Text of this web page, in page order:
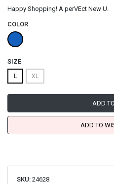
Happy Shopping! A perVEct New U.
COLOR
SIZE
L XL
ADD
ADD TO
SKU: 24628